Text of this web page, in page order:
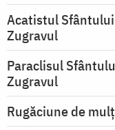
Acatistul Sfântului
Zugravul
Paraclisul
Zugravul
Rugăciune de